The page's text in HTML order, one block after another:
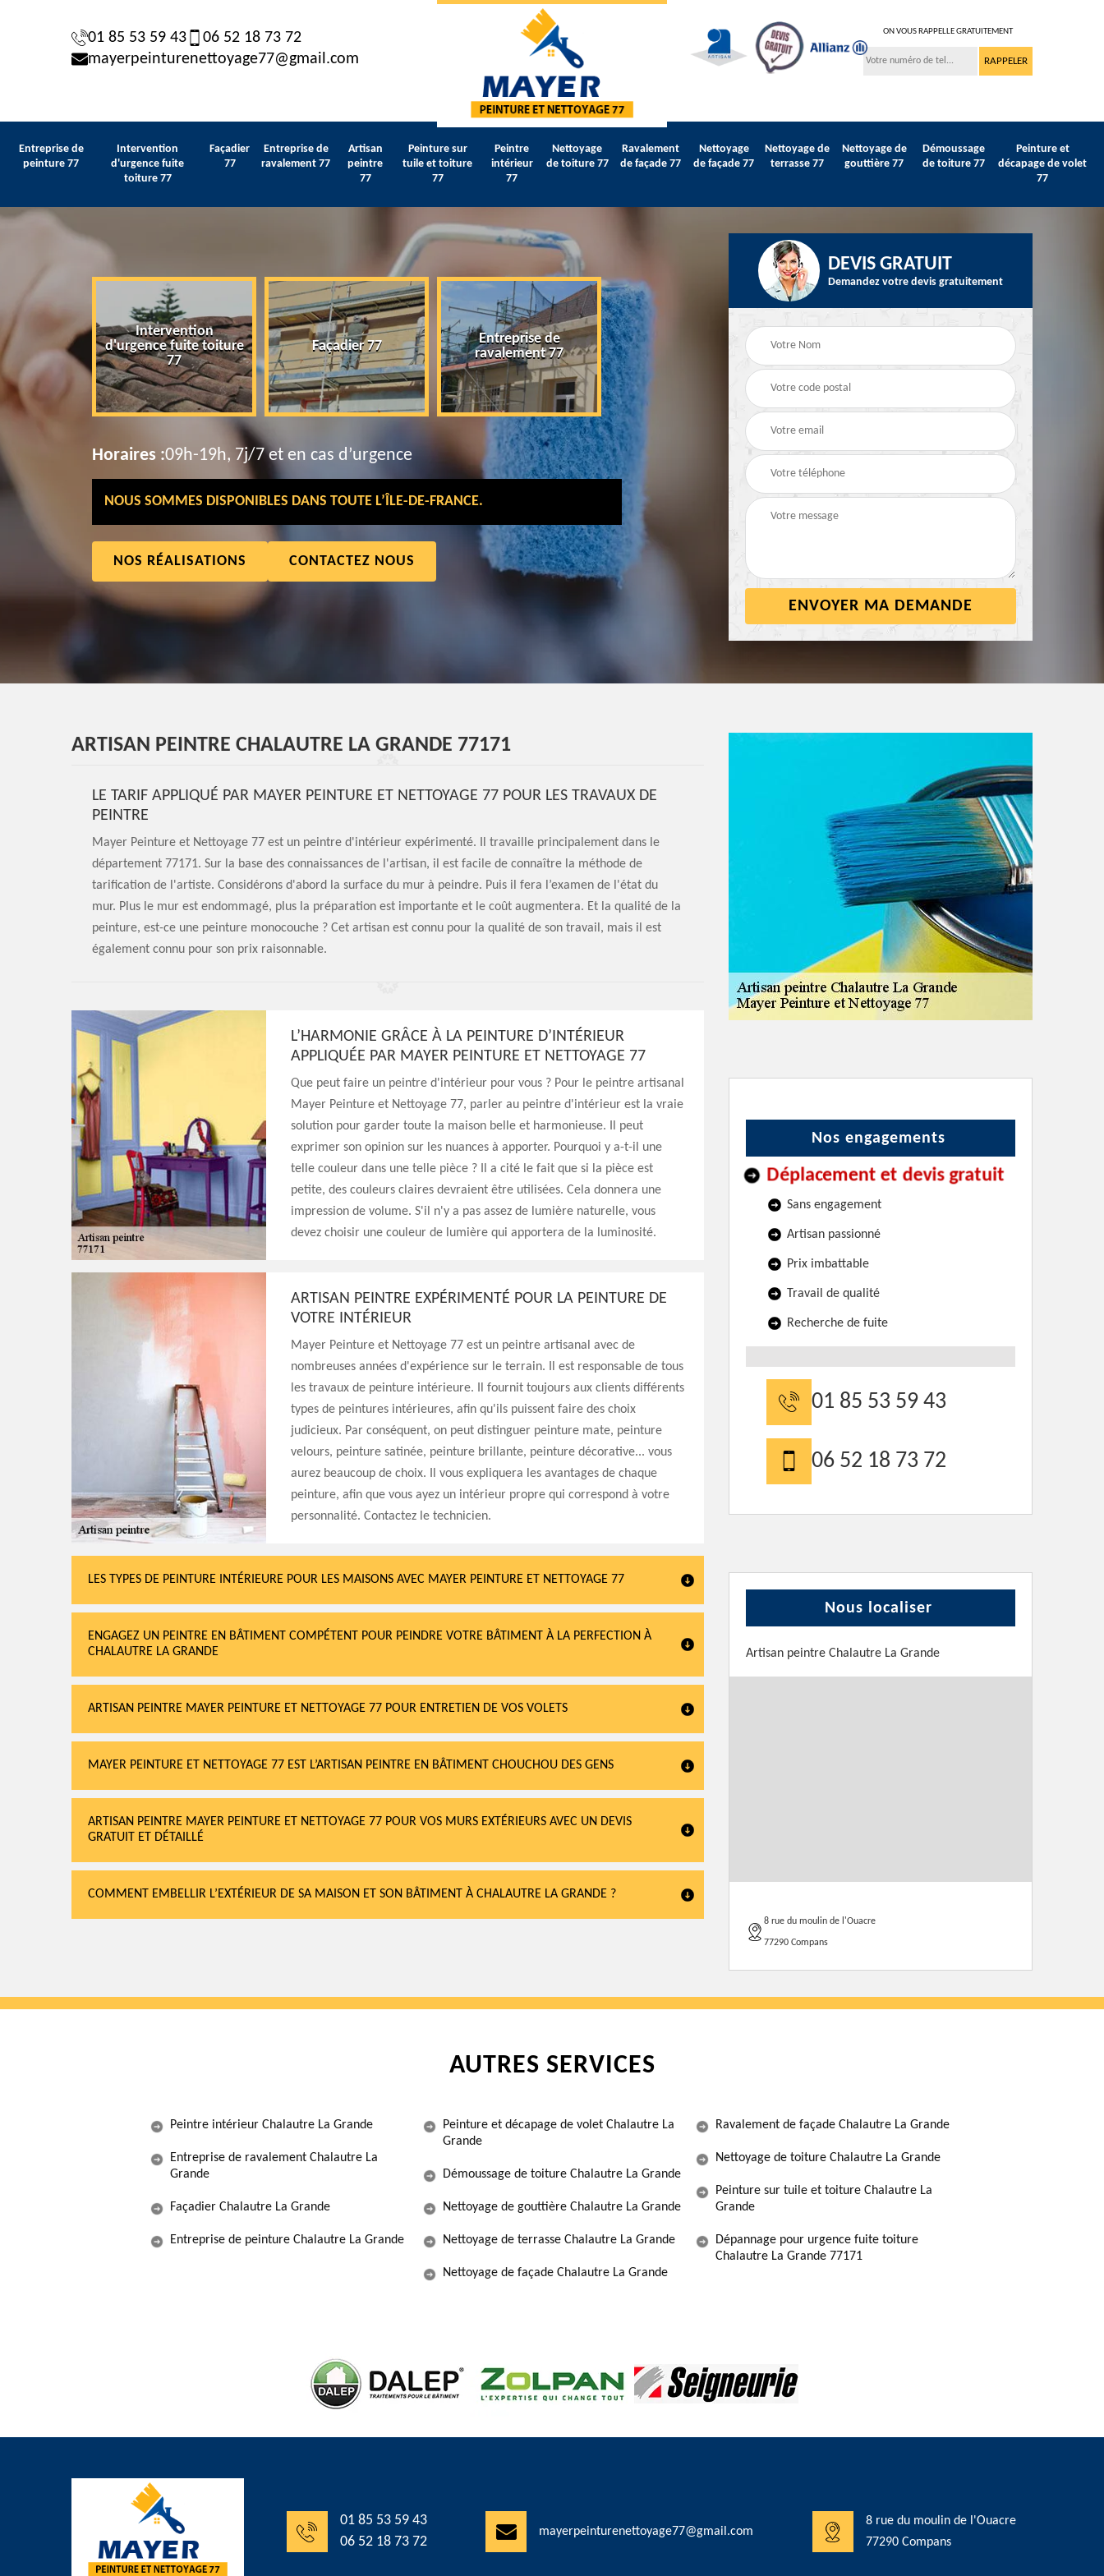
01 85 53 59 43
06 52 18 73 72
mayerpeinturenettoyage77@gmail.com
ON VOUS RAPPELLE GRATUITEMENT
Entreprise de
peinture 77
Intervention
d'urgence fuite
toiture 77
Façadier
77
Entreprise de
ravalement 77
Artisan
peintre
77
Peinture sur
tuile et toiture
77
Peintre
intérieur
77
Nettoyage
de toiture 77
Ravalement
de façade 77
Nettoyage
de façade 77
Nettoyage de
terrasse 77
Nettoyage de
gouttière 77
Démoussage
de toiture 77
Peinture et
décapage de volet
77
peinture
Intervention
d'urgence fuite toiture
77
Façadier 77
Entreprise de
ravalement 77
Artisan peintre 77
Peinture sur tuile et
Peintre intérieur 77
Horaires :09h-19h, 7j/7 et en cas d’urgence
NOUS SOMMES DISPONIBLES DANS TOUTE L’ÎLE-DE-FRANCE.
NOS RÉALISATIONS CONTACTEZ NOUS
DEVIS GRATUIT
Demandez votre devis gratuitement
ARTISAN PEINTRE CHALAUTRE LA GRANDE 77171
LE TARIF APPLIQUÉ PAR MAYER PEINTURE ET NETTOYAGE 77 POUR LES TRAVAUX DE
PEINTRE
Mayer Peinture et Nettoyage 77 est un peintre d'intérieur expérimenté. Il travaille principalement dans le
département 77171. Sur la base des connaissances de l'artisan, il est facile de connaître la méthode de
tarification de l'artiste. Considérons d'abord la surface du mur à peindre. Puis il fera l’examen de l'état du
mur. Plus le mur est endommagé, plus la préparation est importante et le coût augmentera. Et la qualité de la
peinture, est-ce une peinture monocouche ? Cet artisan est connu pour la qualité de son travail, mais il est
également connu pour son prix raisonnable.
L’HARMONIE GRÂCE À LA PEINTURE D’INTÉRIEUR
APPLIQUÉE PAR MAYER PEINTURE ET NETTOYAGE 77
Que peut faire un peintre d'intérieur pour vous ? Pour le peintre artisanal
Mayer Peinture et Nettoyage 77, parler au peintre d'intérieur est la vraie
solution pour garder toute la maison belle et harmonieuse. Il peut
exprimer son opinion sur les nuances à apporter. Pourquoi y a-t-il une
telle couleur dans une telle pièce ? Il a cité le fait que si la pièce est
petite, des couleurs claires devraient être utilisées. Cela donnera une
impression de volume. S'il n'y a pas assez de lumière naturelle, vous
devez choisir une couleur de lumière qui apportera de la luminosité.
ARTISAN PEINTRE EXPÉRIMENTÉ POUR LA PEINTURE DE
VOTRE INTÉRIEUR
Mayer Peinture et Nettoyage 77 est un peintre artisanal avec de
nombreuses années d'expérience sur le terrain. Il est responsable de tous
les travaux de peinture intérieure. Il fournit toujours aux clients différents
types de peintures intérieures, afin qu'ils puissent faire des choix
judicieux. Par conséquent, on peut distinguer peinture mate, peinture
velours, peinture satinée, peinture brillante, peinture décorative... vous
aurez beaucoup de choix. Il vous expliquera les avantages de chaque
peinture, afin que vous ayez un intérieur propre qui correspond à votre
personnalité. Contactez le technicien.
LES TYPES DE PEINTURE INTÉRIEURE POUR LES MAISONS AVEC MAYER PEINTURE ET NETTOYAGE 77
ENGAGEZ UN PEINTRE EN BÂTIMENT COMPÉTENT POUR PEINDRE VOTRE BÂTIMENT À LA PERFECTION À
CHALAUTRE LA GRANDE
ARTISAN PEINTRE MAYER PEINTURE ET NETTOYAGE 77 POUR ENTRETIEN DE VOS VOLETS
MAYER PEINTURE ET NETTOYAGE 77 EST L’ARTISAN PEINTRE EN BÂTIMENT CHOUCHOU DES GENS
ARTISAN PEINTRE MAYER PEINTURE ET NETTOYAGE 77 POUR VOS MURS EXTÉRIEURS AVEC UN DEVIS
GRATUIT ET DÉTAILLÉ
COMMENT EMBELLIR L’EXTÉRIEUR DE SA MAISON ET SON BÂTIMENT À CHALAUTRE LA GRANDE ?
Nos engagements
Déplacement et devis gratuit
Sans engagement
Artisan passionné
Prix imbattable
Travail de qualité
Recherche de fuite
01 85 53 59 43
06 52 18 73 72
Nous localiser
Artisan peintre Chalautre La Grande
8 rue du moulin de l'Ouacre
77290 Compans
AUTRES SERVICES
Peintre intérieur Chalautre La Grande
Entreprise de ravalement Chalautre La
Grande
Façadier Chalautre La Grande
Entreprise de peinture Chalautre La Grande
Peinture et décapage de volet Chalautre La
Grande
Démoussage de toiture Chalautre La Grande
Nettoyage de gouttière Chalautre La Grande
Nettoyage de terrasse Chalautre La Grande
Nettoyage de façade Chalautre La Grande
Ravalement de façade Chalautre La Grande
Nettoyage de toiture Chalautre La Grande
Peinture sur tuile et toiture Chalautre La
Grande
Dépannage pour urgence fuite toiture
Chalautre La Grande 77171
01 85 53 59 43
06 52 18 73 72
mayerpeinturenettoyage77@gmail.com
8 rue du moulin de l'Ouacre
77290 Compans